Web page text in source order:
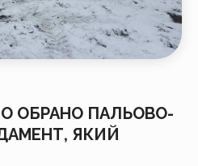
ОБРАНО ПАЛЬОВО-
ЯКИЙ